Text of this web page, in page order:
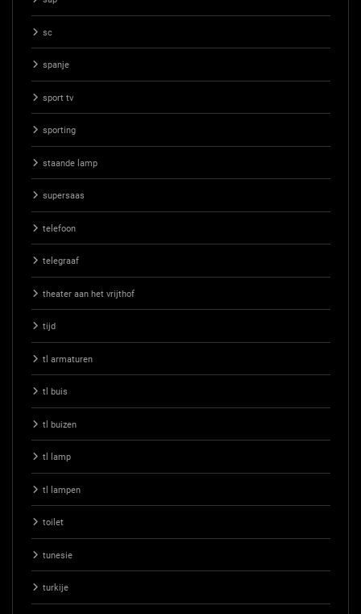
sc
spanje
sport tv
sporting
staande lamp
supersaas
telefoon
telegraaf
theater aan het vrijthof
tijd
tl armaturen
tl buis
tl buizen
tl lamp
tl lampen
toilet
tunesie
turkije